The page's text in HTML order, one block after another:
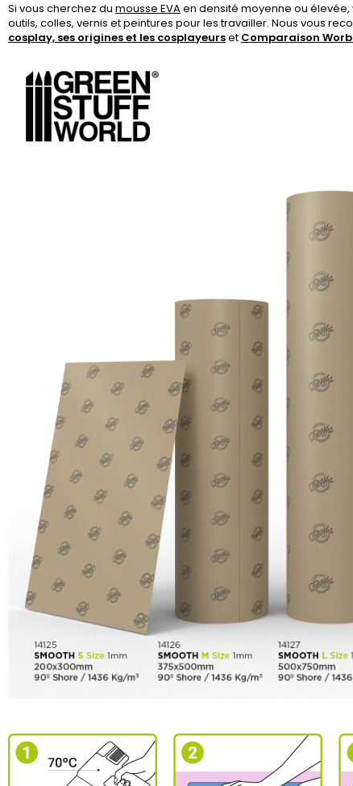
Si vous cherchez du mousse EVAen densité moyenne ou
outils, colles, vernis et peintures pour les travailler. Nous vous
cosplay, ses origines et les cosplayeurset Comparaison